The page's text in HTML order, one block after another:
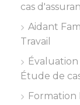
cas
Aidant
Travail
Étude de
Formation